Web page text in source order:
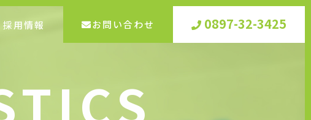
採用情報 お問い合わせ 0897-32-3425